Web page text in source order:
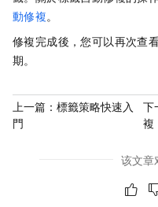
動修複。
修複完成後，您可以再次查
期。
上一篇： 標籤策略快速入
門
下
複
该文章